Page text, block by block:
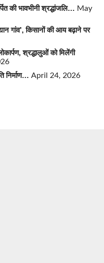
की भावभीनी श्रद्धांजलि… May
गांव’, किसानों की आय बढ़ाने पर
श्रद्धालुओं को मिलेंगी
निर्माण… April 24, 2026